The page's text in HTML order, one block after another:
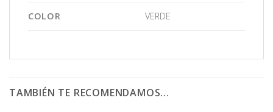
COLOR VERDE
TAMBIÉN TE RECOMENDAMOS…